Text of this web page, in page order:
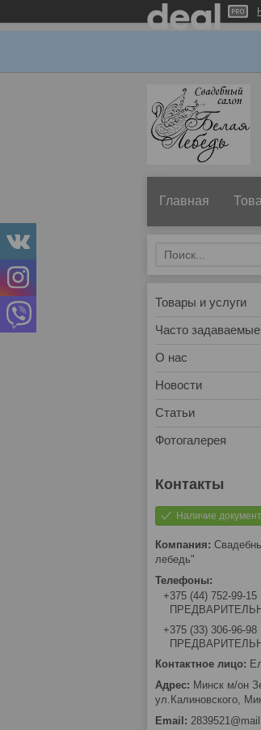
Главная
Товары и услуги
Часто
О нас
Новости
Статьи
Фотогалерея
Наличие
лебедь"
+375 (44) 752-99-15
+375 (33) 306-96-98
Минск м/он
ул.Калиновского,